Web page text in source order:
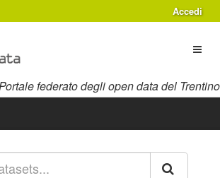
Accedi
federato degli open data del Trentino